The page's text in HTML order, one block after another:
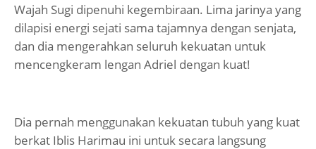
Wajah Sugi dipenuhi kegembiraan. Lima jarinya yang
dilapisi energi sejati sama tajamnya dengan senjata,
dan dia mengerahkan seluruh kekuatan untuk
mencengkeram lengan Adriel dengan kuat!
Dia pernah menggunakan kekuatan tubuh yang kuat
berkat Iblis Harimau ini untuk secara langsung